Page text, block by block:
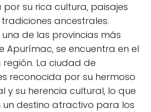
por su rica cultura, paisajes
ancestrales.
una de las provincias más
Apurímac, se encuentra en el
La ciudad de
reconocida por su hermoso
y su herencia cultural, lo que
un destino atractivo para los